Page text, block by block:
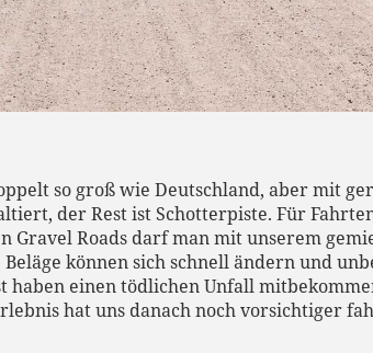
so groß wie Deutschland, aber mit
der Rest ist Schotterpiste. Für
Gravel Roads darf man mit unserem
können sich schnell ändern und
haben einen tödlichen Unfall
hat uns danach noch vorsichtiger